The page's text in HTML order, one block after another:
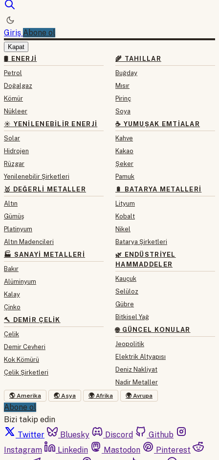
Giriş Abone ol
Kapat
🛢 ENERJI
Petrol
Doğalgaz
Kömür
Nükleer
☀️ YENILENEBILIR ENERJI
Solar
Hidrojen
Rüzgar
Yenilenebilir Şirketleri
🥇 DEĞERLI METALLER
Altın
Gümüş
Platinyum
Altın Madencileri
🏭 SANAYI METALLERI
Bakır
Alüminyum
Kalay
Çinko
🔨 DEMIR ÇELIK
Çelik
Demir Cevheri
Kok Kömürü
Çelik Şirketleri
🌾 TAHILLAR
Buğday
Mısır
Pirinç
Soya
☕ YUMUŞAK EMTIALAR
Kahve
Kakao
Şeker
Pamuk
🔋 BATARYA METALLERI
Lityum
Kobalt
Nikel
Batarya Şirketleri
🌿 ENDÜSTRIYEL
HAMMADDELER
Kauçuk
Selüloz
Gübre
Bitkisel Yağ
🌐 GÜNCEL KONULAR
Jeopolitik
Elektrik Altyapısı
Deniz Nakliyat
Nadir Metaller
🌎 Amerika 🌏 Asya 🌍 Afrika 🌍 Avrupa
Abone ol
Bizi takip edin
Twitter
Bluesky Discord
Github
Instagram
Linkedin Mastodon
Pinterest